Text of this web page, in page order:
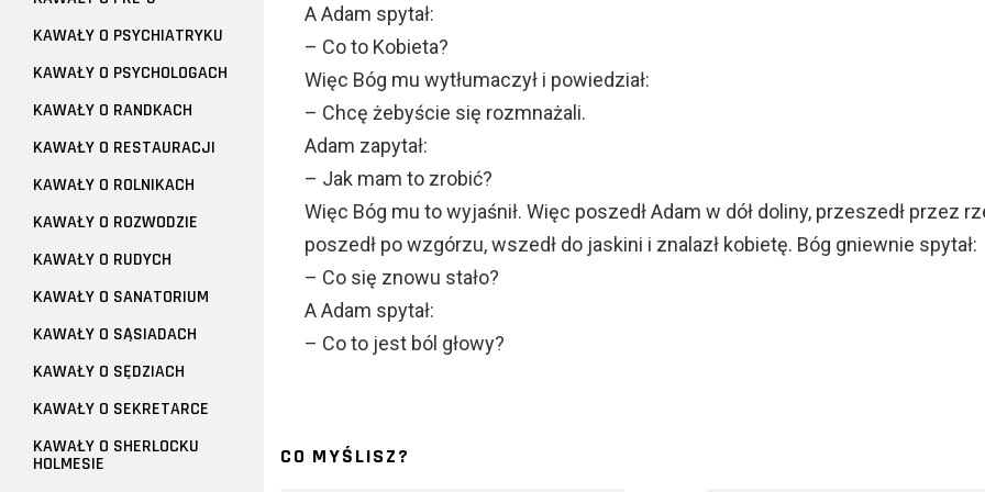
A Adam spytał:
– Co to Kobieta?
Więc Bóg mu wytłumaczył i powiedział:
– Chcę żebyście się rozmnażali.
Adam zapytał:
– Jak mam to zrobić?
Więc Bóg mu to wyjaśnił. Więc poszedł Adam w dół doliny, przeszedł przez
poszedł po wzgórzu, wszedł do jaskini i znalazł kobietę. Bóg gniewnie spytał:
– Co się znowu stało?
A Adam spytał:
– Co to jest ból głowy?
CO MYŚLISZ?
KAWAŁY O PSYCHIATRYKU
KAWAŁY O PSYCHOLOGACH
KAWAŁY O RANDKACH
KAWAŁY O RESTAURACJI
KAWAŁY O ROLNIKACH
KAWAŁY O ROZWODZIE
KAWAŁY O RUDYCH
KAWAŁY O SANATORIUM
KAWAŁY O SĄSIADACH
KAWAŁY O SĘDZIACH
KAWAŁY O SEKRETARCE
KAWAŁY O SHERLOCKU
HOLMESIE